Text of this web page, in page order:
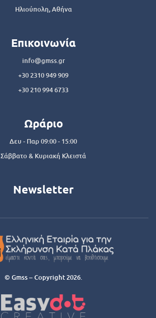
Ηλιούπολη, Αθήνα
Επικοινωνία
info@gmss.gr
+30 2310 949 909
+30 210 994 6733
Ωράριο
Δευ - Παρ 09:00 - 15:00
Σάββατο & Κυριακή Κλειστά
Newsletter
© Gmss – Copyright 2026.